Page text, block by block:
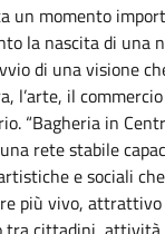
un momento
la nascita di una
di una visione
l’arte, il
“Bagheria in
rete stabile
e sociali
più vivo,